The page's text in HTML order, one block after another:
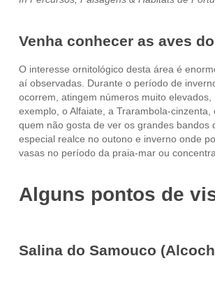
Venha conhecer as aves
O interesse ornitológico desta área é
aí observadas. Durante o período de
ocorrem, atingem números muito
exemplo, o Alfaiate, a Trarambola-
quem não gosta de ver os grandes
especial realce no outono e inverno onde
vasas no período da praia-mar ou
Alguns pontos de
Salina do Samouco